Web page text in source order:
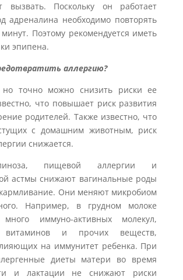
вызвать. Поскольку он работает
адреналина необходимо повторять
Поэтому рекомендуется иметь
эпипена.
аллергию?
но точно можно снизить риски ее
что повышает риск развития
родителей. Также известно, что
с домашним животным, риск
снижается.
пищевой аллергии и
астмы снижают вагинальные роды
Они меняют микробиом
Например, в грудном молоке
много иммуно-активных молекул,
витаминов и прочих веществ,
на иммунитет ребенка. При
диеты матери во время
и лактации не снижают риски